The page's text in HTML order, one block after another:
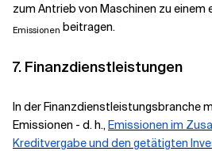
zum Antrieb von Maschinen zu einem
Emissionen beitragen.
7. Finanzdienstleistungen
In der Finanzdienstleistungsbranche
Emissionen - d. h.,Emissionen im
Kreditvergabe und den getätigten